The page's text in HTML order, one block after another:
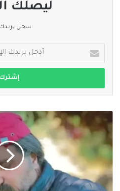
ليصلك
سجل بريدك
بريدك
الإلكتروني
على
أبرز
المطلوبين
بقضايا